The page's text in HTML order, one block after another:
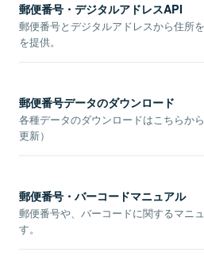
郵便番号・デジタルアドレスAPI
郵便番号とデジタルアドレスから住所
を提供。
郵便番号データのダウンロード
各種データのダウンロードはこちらか
更新）
郵便番号・バーコードマニュアル
郵便番号や、バーコードに関するマニ
す。